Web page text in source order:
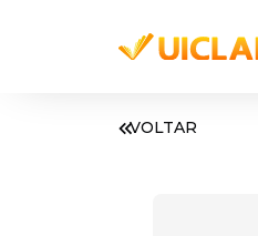
VOLTAR